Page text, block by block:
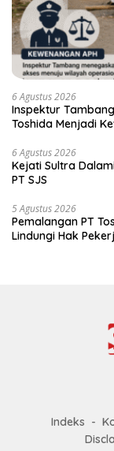
6 Agustus 2026
Inspektur
Toshida Menjadi
6 Agustus 2026
Kejati Sultra
PT SJS
5 Agustus 2026
Pemalangan PT
Lindungi Hak
Indeks